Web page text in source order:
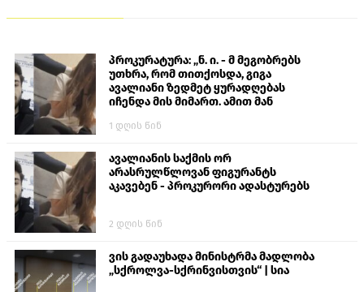
პროკურატურა: „ნ. ი. - მ მეგობრებს
უთხრა, რომ თითქოსდა, გიგა
ავალიანი ზედმეტ ყურადღებას
იჩენდა მის მიმართ. ამით მან
თავს დასხმოდა გიგა ავალიანს“
1 დღის წინ
ავალიანის საქმის ორ
არასრულწლოვან ფიგურანტს
აკავებენ - პროკურორი ადასტურებს
2 დღის წინ
ვის გადაუხადა მინისტრმა მადლობა
„სქროლვა-სქრინვისთვის“ | სია